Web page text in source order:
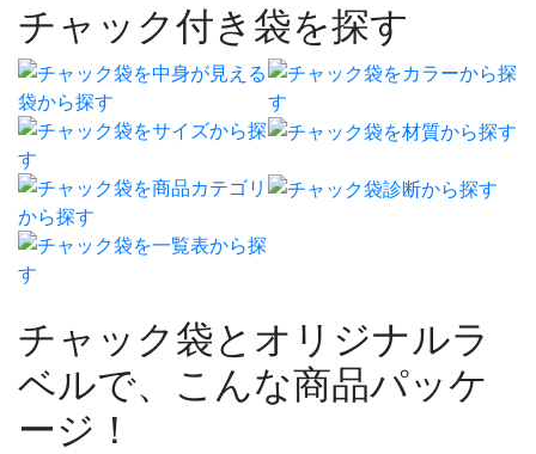
チャック付き袋を探す
チャック袋とオリジナルラ
ベルで、こんな商品パッケ
ージ！